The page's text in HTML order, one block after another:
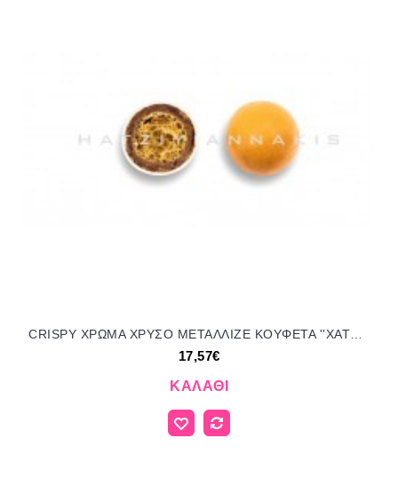
17,57€
ΚΑΛΆΘΙ